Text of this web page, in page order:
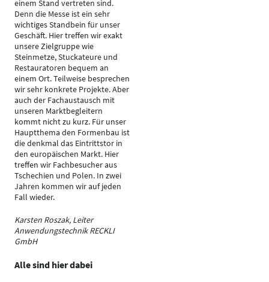
einem Stand vertreten sind.
Denn die Messe ist ein sehr
wichtiges Standbein für unser
Geschäft. Hier treffen wir exakt
unsere Zielgruppe wie
Steinmetze, Stuckateure und
Restauratoren bequem an
einem Ort. Teilweise besprechen
wir sehr konkrete Projekte. Aber
auch der Fachaustausch mit
unseren Marktbegleitern
kommt nicht zu kurz. Für unser
Hauptthema den Formenbau ist
die denkmal das Eintrittstor in
den europäischen Markt. Hier
treffen wir Fachbesucher aus
Tschechien und Polen. In zwei
Jahren kommen wir auf jeden
Fall wieder.
Karsten Roszak, Leiter
Anwendungstechnik RECKLI
GmbH
Alle sind hier dabei